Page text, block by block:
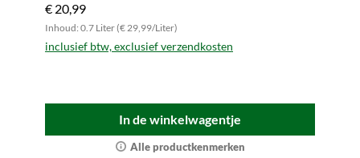
€ 20,99
Inhoud: 0.7 Liter (€ 29,99/Liter)
inclusief btw, exclusief verzendkosten
In de winkelwagentje
Alle productkenmerken